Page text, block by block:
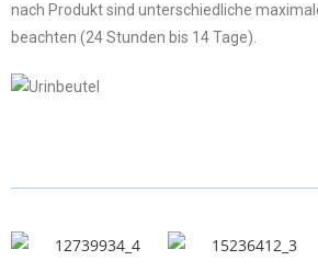
nach Produkt sind unterschiedliche
beachten (24 Stunden bis 14 Tage).